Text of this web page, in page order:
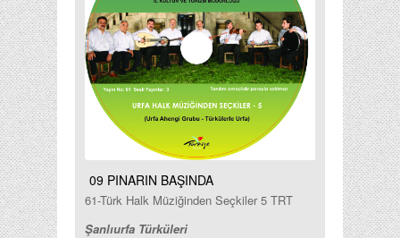
09 PINARIN BAŞINDA
61-Türk Halk Müziğinden Seçkiler 5 TRT
Şanlıurfa Türküleri